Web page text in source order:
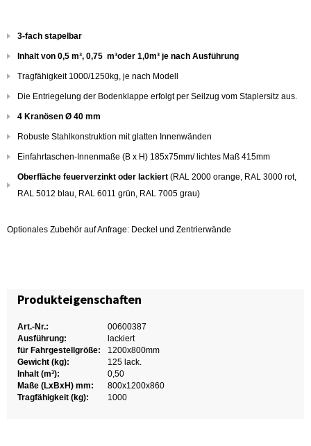
3-fach stapelbar
Inhalt von 0,5 m³, 0,75 m³oder 1,0m³ je nach Ausführung
Tragfähigkeit 1000/1250kg, je nach Modell
Die Entriegelung der Bodenklappe erfolgt per Seilzug vom Staplersitz aus.
4 Kranösen Ø 40 mm
Robuste Stahlkonstruktion mit glatten Innenwänden
Einfahrtaschen-Innenmaße (B x H) 185x75mm/ lichtes Maß 415mm
Oberfläche feuerverzinkt oder lackiert (RAL 2000 orange, RAL 3000 rot,
RAL 5012 blau, RAL 6011 grün, RAL 7005 grau)
Optionales Zubehör auf Anfrage: Deckel und Zentrierwände
Produkteigenschaften
Art.-Nr.:
00600387
Ausführung:
lackiert
für Fahrgestellgröße:
1200x800mm
Gewicht (kg):
125 lack.
Inhalt (m³):
0,50
Maße (LxBxH) mm:
800x1200x860
Tragfähigkeit (kg):
1000